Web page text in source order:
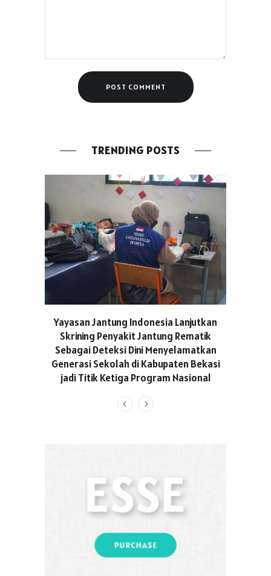
TRENDING POSTS
Yayasan Jantung Indonesia Lanjutkan
Skrining Penyakit Jantung Rematik
Sebagai Deteksi Dini Menyelamatkan
Generasi Sekolah di Kabupaten Bekasi
jadi Titik Ketiga Program Nasional